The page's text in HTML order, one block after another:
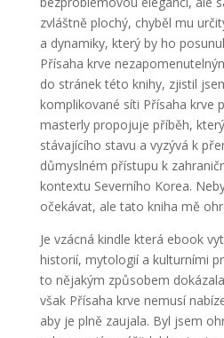
zvláštně plochý, chyběl mu
a dynamiky, který by ho
Přísaha krve
do stránek této knihy, zjistil
komplikované síti Přísaha krve
masterly propojuje příběh,
stávajícího stavu a vyzývá k
důmyslném přístupu k
kontextu Severního Korea.
očekávat, ale tato kniha mě
Je vzácná kindle která ebook
historií, mytologií a kulturními
to nějakým způsobem
však Přísaha krve nemusí
aby je plně zaujala. Byl jsem